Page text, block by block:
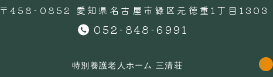
〒458-0852 愛知県名古屋市緑区元徳重1丁目1303
052-848-6991
特別養護老人ホーム 三清荘